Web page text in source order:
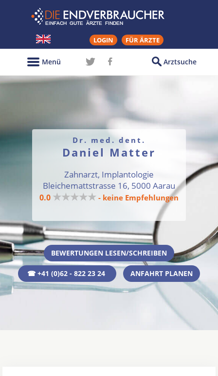
LOGIN FÜR ÄRZTE
Arztsuche
Menü
Dr. med. dent.
Daniel Matter
Zahnarzt, Implantologie
Bleichemattstrasse 16, 5000 Aarau
0.0 ★★★★★ - keine Empfehlungen
BEWERTUNGEN LESEN/SCHREIBEN
☎ +41 (0)62 - 822 23 24 ANFAHRT PLANEN